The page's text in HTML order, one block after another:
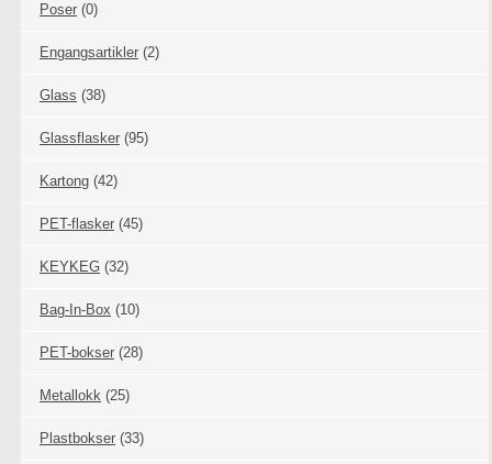
Poser (0)
Engangsartikler (2)
Glass (38)
Glassflasker (95)
Kartong (42)
PET-flasker (45)
KEYKEG (32)
Bag-In-Box (10)
PET-bokser (28)
Metallokk (25)
Plastbokser (33)